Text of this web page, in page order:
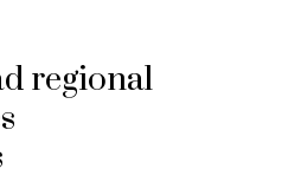
regional